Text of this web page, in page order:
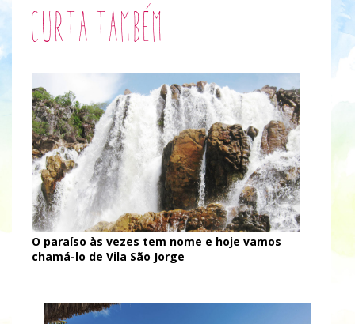
Curta também
O paraíso às vezes tem nome e hoje vamos
chamá-lo de Vila São Jorge